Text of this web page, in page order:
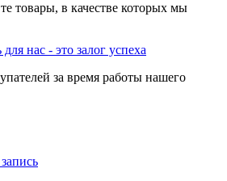
товары, в качестве которых мы
нас - это залог успеха
за время работы нашего